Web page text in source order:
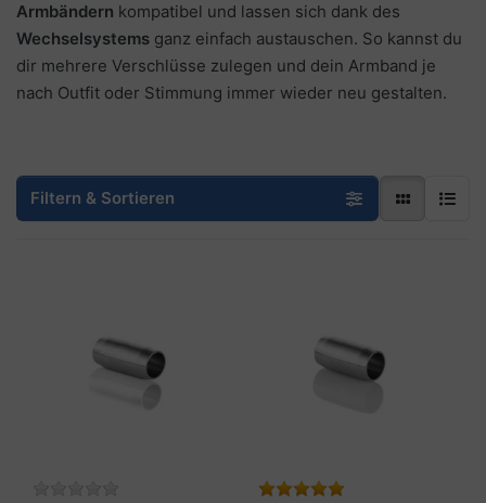
Armbändern kompatibel und lassen sich dank des
Wechselsystems ganz einfach austauschen. So kannst du
dir mehrere Verschlüsse zulegen und dein Armband je
nach Outfit oder Stimmung immer wieder neu gestalten.
Filtern & Sortieren